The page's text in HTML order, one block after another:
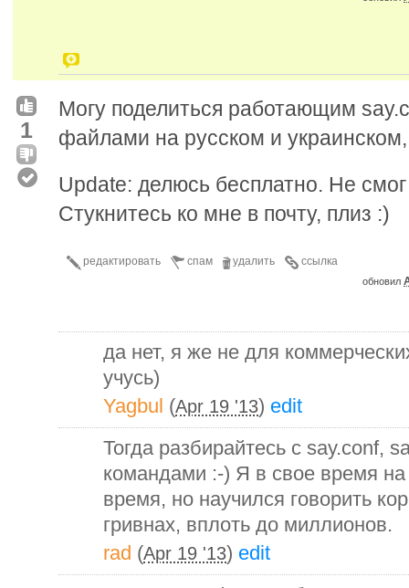
1
Могу поделиться работающим
файлами на русском и украинском,
Update: делюсь бесплатно. Не
Стукнитесь ко мне в почту, плиз :)
ссылка
удалить
спам
редактировать
обновил
да нет, я же не для
учусь)
Yagbul (Apr 19 '13) edit
Тогда разбирайтесь с say.conf,
командами :-) Я в свое время на
время, но научился говорить
гривнах, вплоть до миллионов.
rad (Apr 19 '13) edit